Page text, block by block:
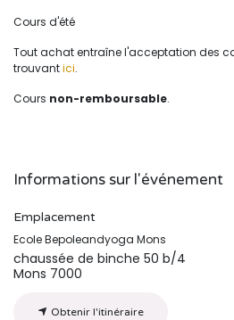
Cours d'été
Tout achat entraîne l'acceptation des
trouvantici.
Cours non-remboursable.
Informations sur l'événement
Emplacement
Ecole Bepoleandyoga Mons
chaussée de binche 50 b/4
Mons 7000
Obtenir l'itinéraire